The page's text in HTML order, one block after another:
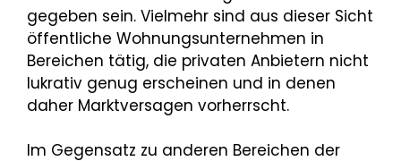
gegeben sein. Vielmehr sind aus dieser Sicht
öffentliche Wohnungsunternehmen in
Bereichen tätig, die privaten Anbietern nicht
lukrativ genug erscheinen und in denen
daher Marktversagen vorherrscht.
Im Gegensatz zu anderen Bereichen der